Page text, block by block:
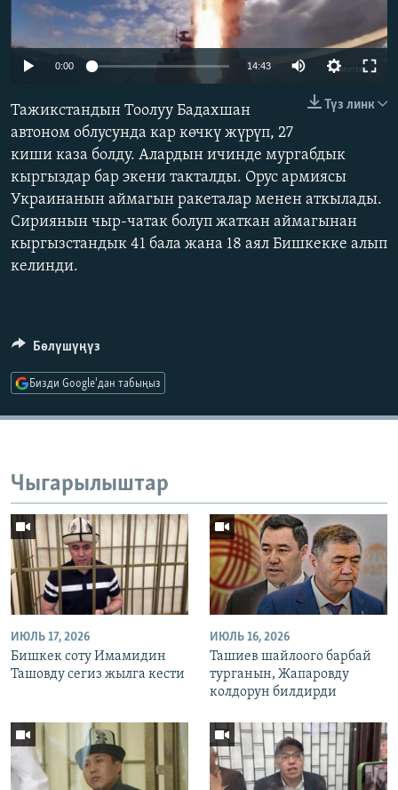
ЭЖЕ-СИҢДИЛЕР
АЗАТТЫК+
ОНЛАЙН ШЕРИНЕ
ЭЕ/АРнун бардык сайттары
Auto 240p 360p 480p
1080p
0:00 14:43
240p
480p
1080p
Түз линк
Тажикстандын Тоолуу Бадахшан
автоном облусунда кар көчкү жүрүп, 27
киши каза болду. Алардын ичинде мургабдык
кыргыздар бар экени такталды. Орус армиясы
Украинанын аймагын ракеталар менен аткылады.
Сириянын чыр-чатак болуп жаткан аймагынан
кыргызстандык 41 бала жана 18 аял Бишкекке алып
келинди.
Бөлүшүңүз
Бизди Google'дан табыңыз
Чыгарылыштар
ИЮЛЬ 17, 2026
Бишкек соту Имамидин
Ташовду сегиз жылга кести
ИЮЛЬ 16, 2026
Ташиев шайлоого барбай
турганын, Жапаровду
колдорун билдирди